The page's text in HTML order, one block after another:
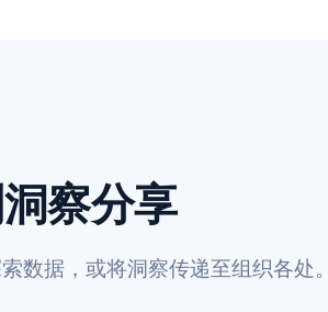
察分享
数据，或将洞察传递至组织各处。